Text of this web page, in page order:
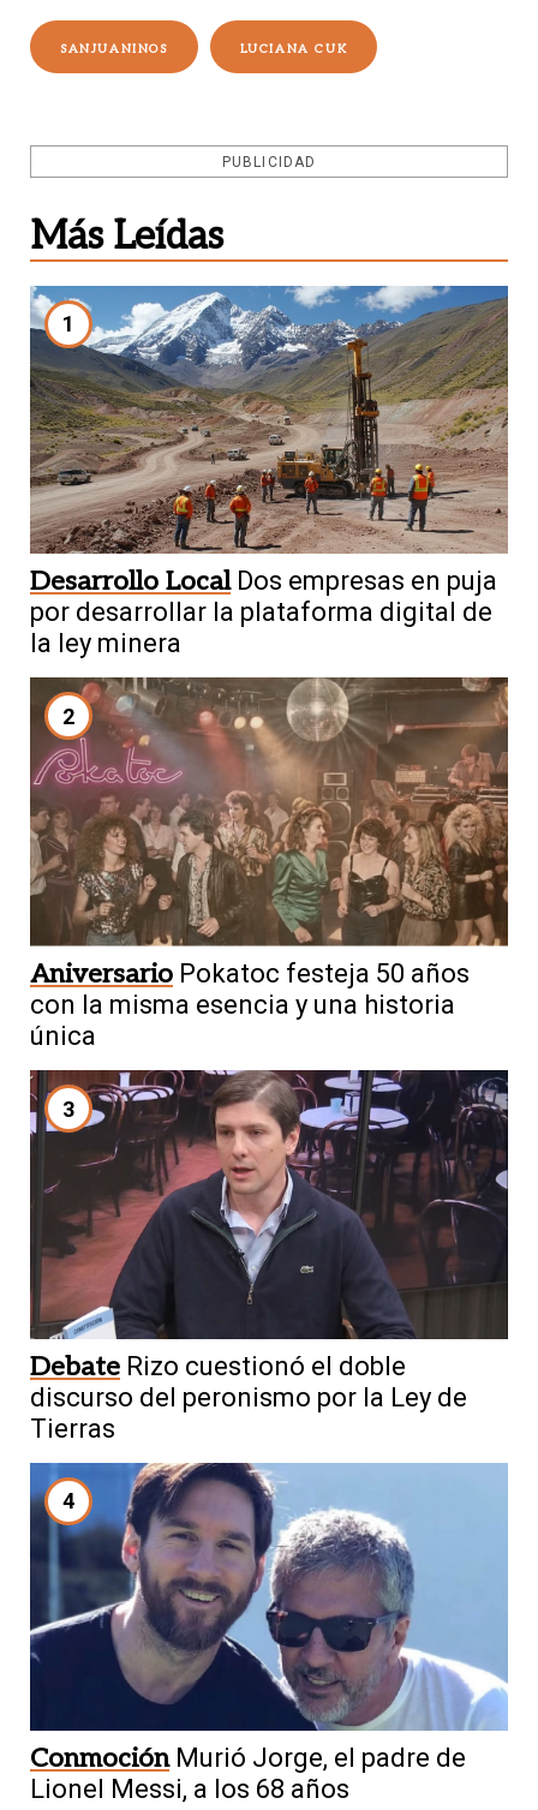
SANJUANINOS LUCIANA CUK
PUBLICIDAD
Más Leídas
1
Desarrollo Local Dos empresas en puja
por desarrollar la plataforma digital de
la ley minera
2
Aniversario Pokatoc festeja 50 años
con la misma esencia y una historia
única
3
Debate Rizo cuestionó el doble
discurso del peronismo por la Ley de
Tierras
4
Conmoción Murió Jorge, el padre de
Lionel Messi, a los 68 años